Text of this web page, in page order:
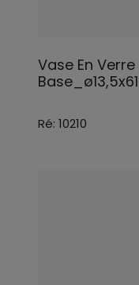
Vase En
Ré: 10210